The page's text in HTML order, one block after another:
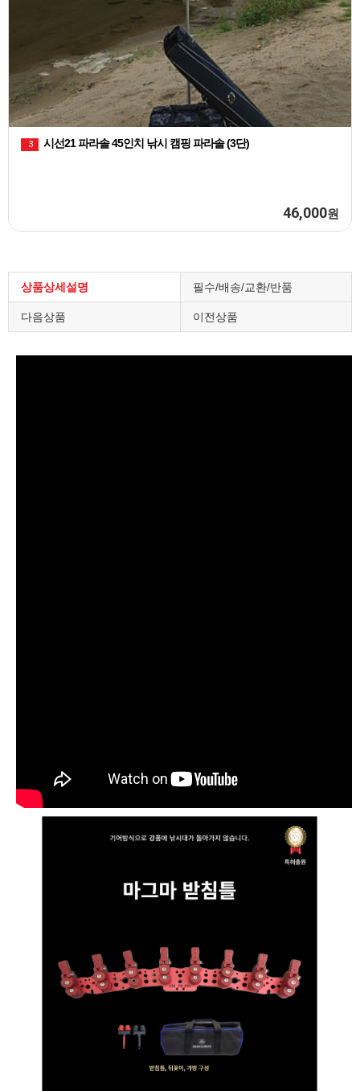
시 짬낚시가방 3 시선21 파라솔 45인치 낚시
상품상세설명 필수/배송/교환/반품
다음상품 이전상품